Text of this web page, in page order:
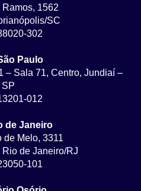
Ramos, 1562
SC
302
Paulo
– Sala 71, Centro, Jundiaí –
SP
012
de Janeiro
de Melo, 3311
de Janeiro/RJ
101